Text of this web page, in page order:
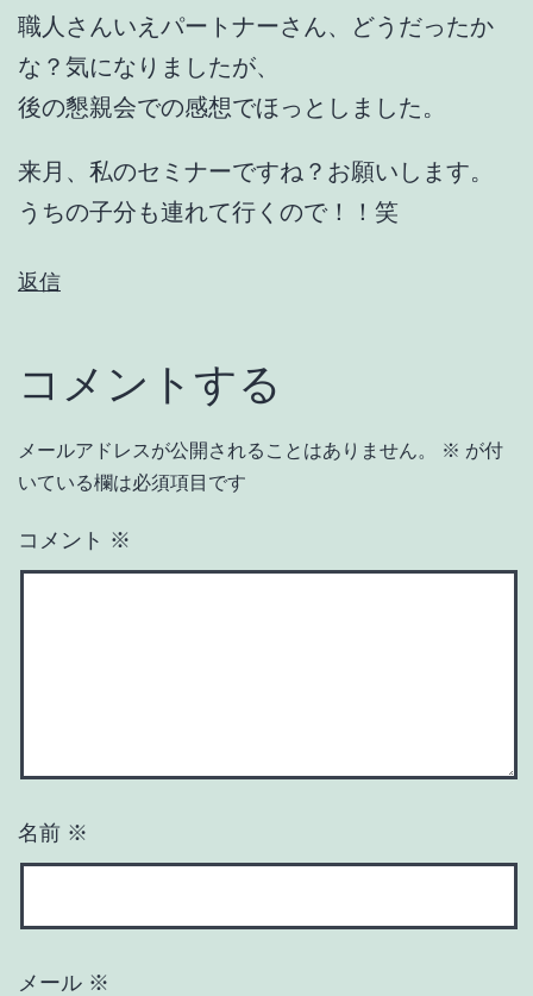
職人さんいえパートナーさん、どうだったか
な？気になりましたが、
後の懇親会での感想でほっとしました。
来月、私のセミナーですね？お願いします。
うちの子分も連れて行くので！！笑
返信
コメントする
メールアドレスが公開されることはありません。 ※ が付
いている欄は必須項目です
コメント ※
名前 ※
メール ※